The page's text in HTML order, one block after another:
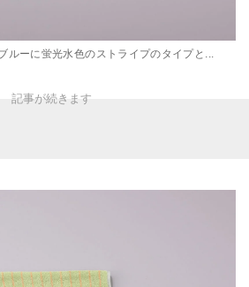
ルーに蛍光水色のストライプのタイプと...